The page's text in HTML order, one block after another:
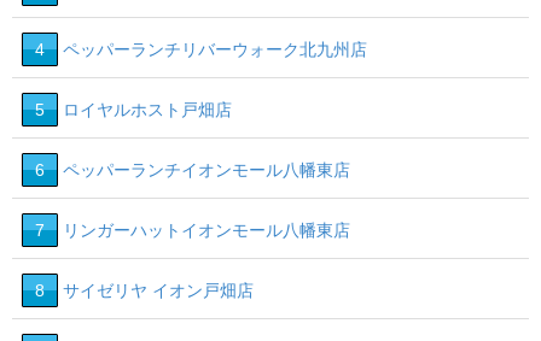
17
4 ペッパーランチリバーウォーク北九州店
5 ロイヤルホスト戸畑店
6 ペッパーランチイオンモール八幡東店
7 リンガーハットイオンモール八幡東店
8 サイゼリヤ イオン戸畑店